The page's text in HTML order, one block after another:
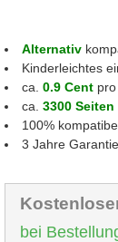
Alternativ
Kinderleichtes
ca. 0.9 Cent
ca. 3300 Seiten
100%
3 Jahre
bei